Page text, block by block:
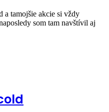
a tamojšie akcie si vždy
som tam navštívil aj